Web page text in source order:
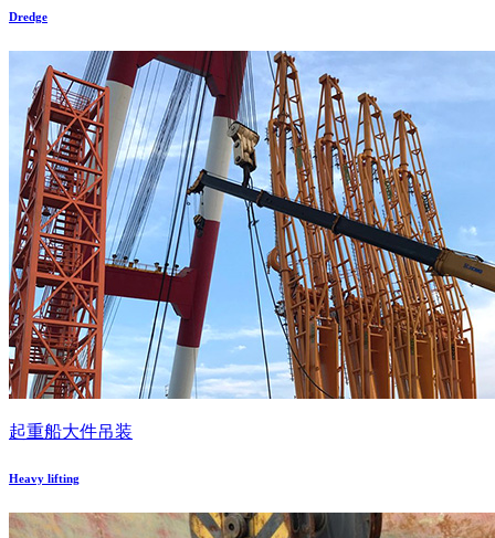
Dredge
起重船大件吊装
Heavy lifting